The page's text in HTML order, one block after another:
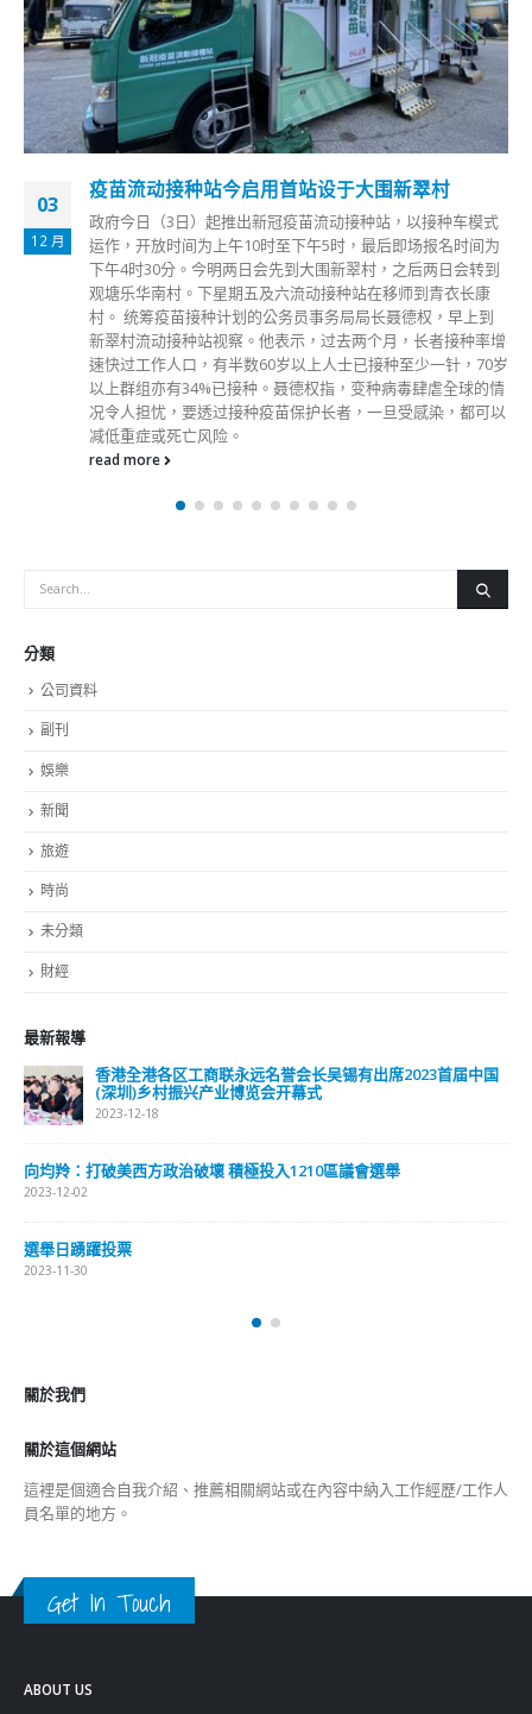
03
12 月
疫苗流动接种站今启用首站设于大围新翠村
政府今日（3日）起推出新冠疫苗流动接种站，以接种车模式
运作，开放时间为上午10时至下午5时，最后即场报名时间为
下午4时30分。今明两日会先到大围新翠村，之后两日会转到
观塘乐华南村。下星期五及六流动接种站在移师到青衣长康
村。 统筹疫苗接种计划的公务员事务局局长聂德权，早上到
新翠村流动接种站视察。他表示，过去两个月，长者接种率增
速快过工作人口，有半数60岁以上人士已接种至少一针，70岁
以上群组亦有34%已接种。聂德权指，变种病毒肆虐全球的情
况令人担忧，要透过接种疫苗保护长者，一旦受感染，都可以
减低重症或死亡风险。
read more
分類
公司資料
副刊
娛樂
新聞
旅遊
時尚
未分類
財經
最新報導
香港全港各区工商联永远名誉会长吴锡有出席2023首届中国
(深圳)乡村振兴产业博览会开幕式
2023-12-18
向均羚：打破美西方政治破壞 積極投入1210區議會選舉
2023-12-02
選舉日踴躍投票
2023-11-30
關於我們
關於這個網站
這裡是個適合自我介紹、推薦相關網站或在內容中納入工作經歷/工作人
員名單的地方。
Get In Touch
ABOUT US